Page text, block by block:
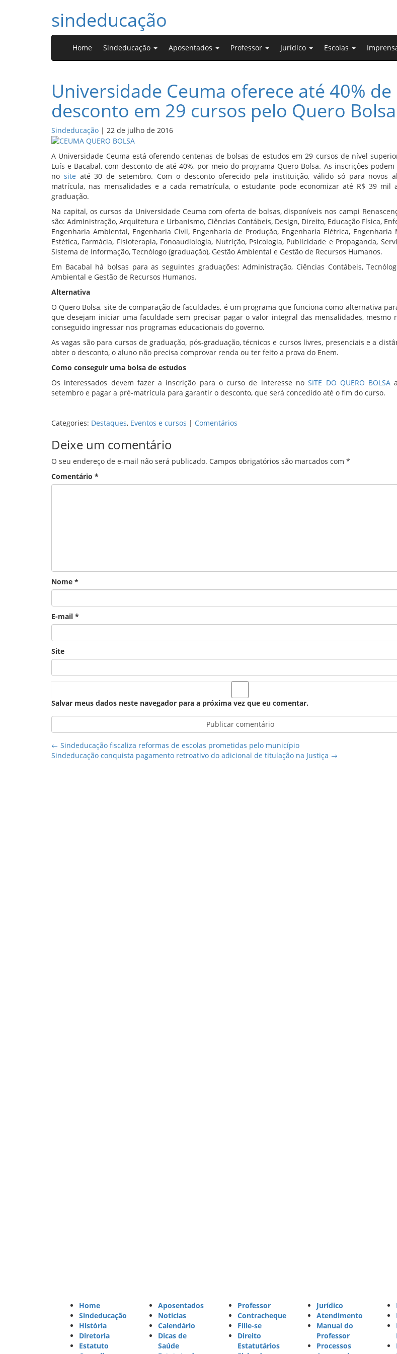
sindeducação
Home Sindeducação Aposentados Professor Jurídico Escolas
Universidade Ceuma oferece até 40% de
desconto em 29 cursos pelo Quero Bolsa
Sindeducação | 22 de julho de 2016
A Universidade Ceuma está oferendo centenas de bolsas de estudos em 29 cursos de nível
Luís e Bacabal, com desconto de até 40%, por meio do programa Quero Bolsa. As inscrições
no site até 30 de setembro. Com o desconto oferecido pela instituição, válido só para novos
matrícula, nas mensalidades e a cada rematrícula, o estudante pode economizar até R$ 39 mil
graduação.
Na capital, os cursos da Universidade Ceuma com oferta de bolsas, disponíveis nos campi
são: Administração, Arquitetura e Urbanismo, Ciências Contábeis, Design, Direito, Educação Física,
Engenharia Ambiental, Engenharia Civil, Engenharia de Produção, Engenharia Elétrica, Engenharia
Estética, Farmácia, Fisioterapia, Fonoaudiologia, Nutrição, Psicologia, Publicidade e Propaganda,
Sistema de Informação, Tecnólogo (graduação), Gestão Ambiental e Gestão de Recursos Humanos.
Em Bacabal há bolsas para as seguintes graduações: Administração, Ciências Contábeis,
Ambiental e Gestão de Recursos Humanos.
Alternativa
O Quero Bolsa, site de comparação de faculdades, é um programa que funciona como alternativa
que desejam iniciar uma faculdade sem precisar pagar o valor integral das mensalidades, mesmo
conseguido ingressar nos programas educacionais do governo.
As vagas são para cursos de graduação, pós-graduação, técnicos e cursos livres, presenciais e a
obter o desconto, o aluno não precisa comprovar renda ou ter feito a prova do Enem.
Como conseguir uma bolsa de estudos
Os interessados devem fazer a inscrição para o curso de interesse noSITE DO QUERO BOLSA
setembro e pagar a pré-matrícula para garantir o desconto, que será concedido até o fim do curso.
Categories: Destaques, Eventos e cursos | Comentários
Deixe um comentário
O seu endereço de e-mail não será publicado. Campos obrigatórios são marcados com *
Comentário *
Nome *
E-mail *
Site
Salvar meus dados neste navegador para a próxima vez que eu comentar.
← Sindeducação fiscaliza reformas de escolas prometidas pelo município
Sindeducação conquista pagamento retroativo do adicional de titulação na Justiça →
Home
Sindeducação
História
Diretoria
Estatuto
Aposentados
Notícias
Calendário
Dicas de
Saúde
Professor
Contracheque
Filie-se
Direito
Estatutários
Jurídico
Atendimento
Manual do
Professor
Processos